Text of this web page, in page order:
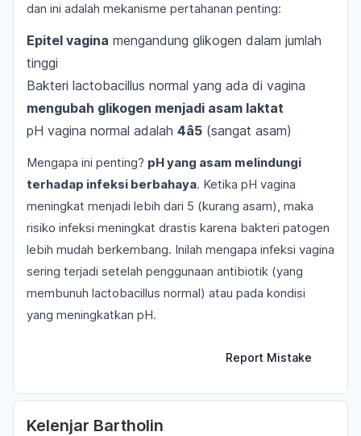
dan ini adalah mekanisme pertahanan penting:
Epitel vagina mengandung glikogen dalam jumlah
tinggi
Bakteri lactobacillus normal yang ada di vagina
mengubah glikogen menjadi asam laktat
pH vagina normal adalah 4â5 (sangat asam)
Mengapa ini penting? pH yang asam melindungi
terhadap infeksi berbahaya. Ketika pH vagina
meningkat menjadi lebih dari 5 (kurang asam), maka
risiko infeksi meningkat drastis karena bakteri patogen
lebih mudah berkembang. Inilah mengapa infeksi vagina
sering terjadi setelah penggunaan antibiotik (yang
membunuh lactobacillus normal) atau pada kondisi
yang meningkatkan pH.
Report Mistake
Kelenjar Bartholin